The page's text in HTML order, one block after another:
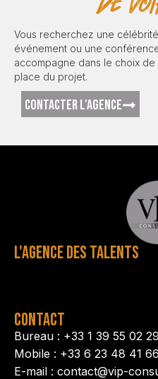
Vous recherchez une
événement ou une
accompagne dans le choix
place du projet.
CONTACTER L'AGENCE
L'AGENCE DES TALENTS
CONTACT
Bureau : +33 1 39 55 02 29
Mobile : +33 6 23 48 41 66
E-mail : contact@vip-